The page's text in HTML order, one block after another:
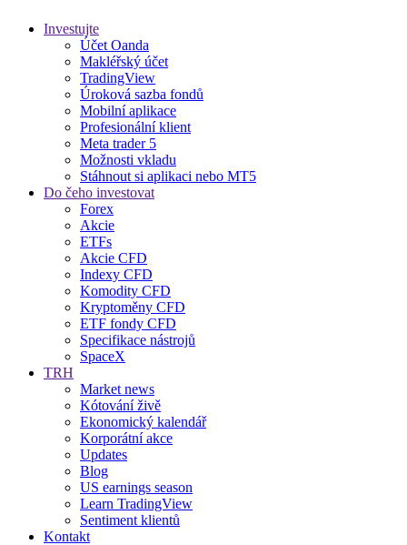
Investujte
Účet Oanda
Makléřský účet
TradingView
Úroková sazba fondů
Mobilní aplikace
Profesionální klient
Meta trader 5
Možnosti vkladu
Stáhnout si aplikaci nebo MT5
Do čeho investovat
Forex
Akcie
ETFs
Akcie CFD
Indexy CFD
Komodity CFD
Kryptoměny CFD
ETF fondy CFD
Specifikace nástrojů
SpaceX
TRH
Market news
Kótování živě
Ekonomický kalendář
Korporátní akce
Updates
Blog
US earnings season
Learn TradingView
Sentiment klientů
Kontakt